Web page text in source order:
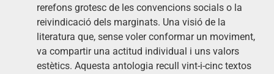
rerefons grotesc de les convencions socials o la
reivindicació dels marginats. Una visió de la
literatura que, sense voler conformar un moviment,
va compartir una actitud individual i uns valors
estètics. Aquesta antologia recull vint-i-cinc textos